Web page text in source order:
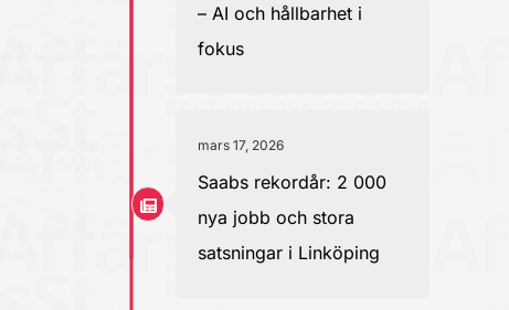
– AI och hållbarhet i
fokus
mars 17, 2026
Saabs rekordår: 2 000
nya jobb och stora
satsningar i Linköping